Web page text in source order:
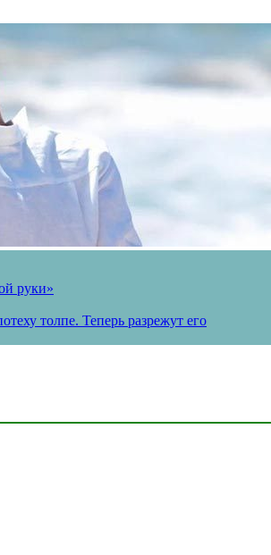
руки»
толпе. Теперь разрежут его